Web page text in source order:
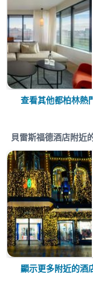
查看其他都柏林熱
貝雷斯福德酒店附近
顯示更多附近的酒